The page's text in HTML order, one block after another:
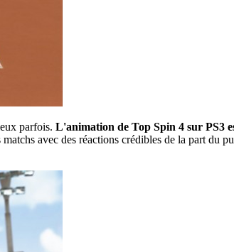
parfois. L'animation de Top Spin 4 sur PS3
avec des réactions crédibles de la part du